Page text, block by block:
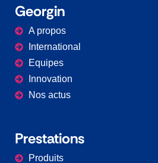
Georgin
A propos
International
Equipes
Innovation
Nos actus
Prestations​
Produits